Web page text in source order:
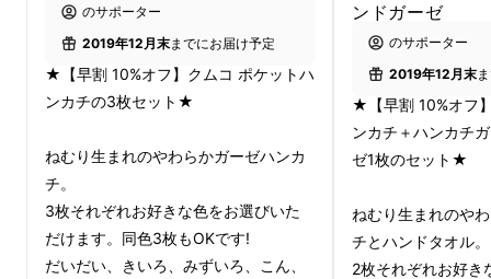
新しく生まれた2つのサイズと定番サイズの
「ハンカチガーゼ」。
眠るときの心地よさをそのまま持ち歩くことが
をご用意しました。
あなたのお好きなサイズをお出かけに連れて
行ってください。
のサポーター
2019年12月末までにお届け予定
★【早割 10%オフ】クムコ ポケットハ
ンカチの3枚セット★
ねむり生まれのやわらかガーゼハンカ
チ。
3枚それぞれお好きな色をお選びいた
だけます。同色3枚もOKです!
だいだい、きいろ、みずいろ、こん、
ンドガーゼ
のサポーター
2019年12月末
★【早割 10%オフ
ンカチ＋ハンカチ
ゼ1枚のセット★
ねむり生まれのや
チとハンドタオル。
2枚それぞれお好き